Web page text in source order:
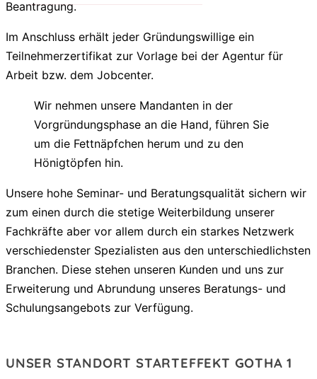
Beantragung.
Im Anschluss erhält jeder Gründungswillige ein
Teilnehmerzertifikat zur Vorlage bei der Agentur für
Arbeit bzw. dem Jobcenter.
Wir nehmen unsere Mandanten in der
Vorgründungsphase an die Hand, führen Sie
um die Fettnäpfchen herum und zu den
Hönigtöpfen hin.
Unsere hohe Seminar- und Beratungsqualität sichern wir
zum einen durch die stetige Weiterbildung unserer
Fachkräfte aber vor allem durch ein starkes Netzwerk
verschiedenster Spezialisten aus den unterschiedlichsten
Branchen. Diese stehen unseren Kunden und uns zur
Erweiterung und Abrundung unseres Beratungs- und
Schulungsangebots zur Verfügung.
UNSER STANDORT STARTEFFEKT GOTHA 1